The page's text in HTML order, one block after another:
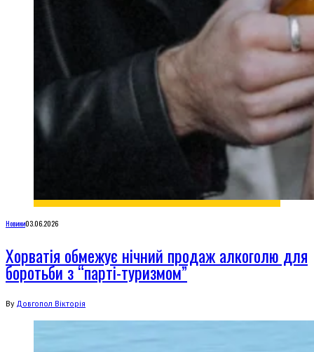
Новини03.06.2026
Хорватія обмежує нічний продаж алкоголю для
боротьби з “парті-туризмом”
By Довгопол Вікторія